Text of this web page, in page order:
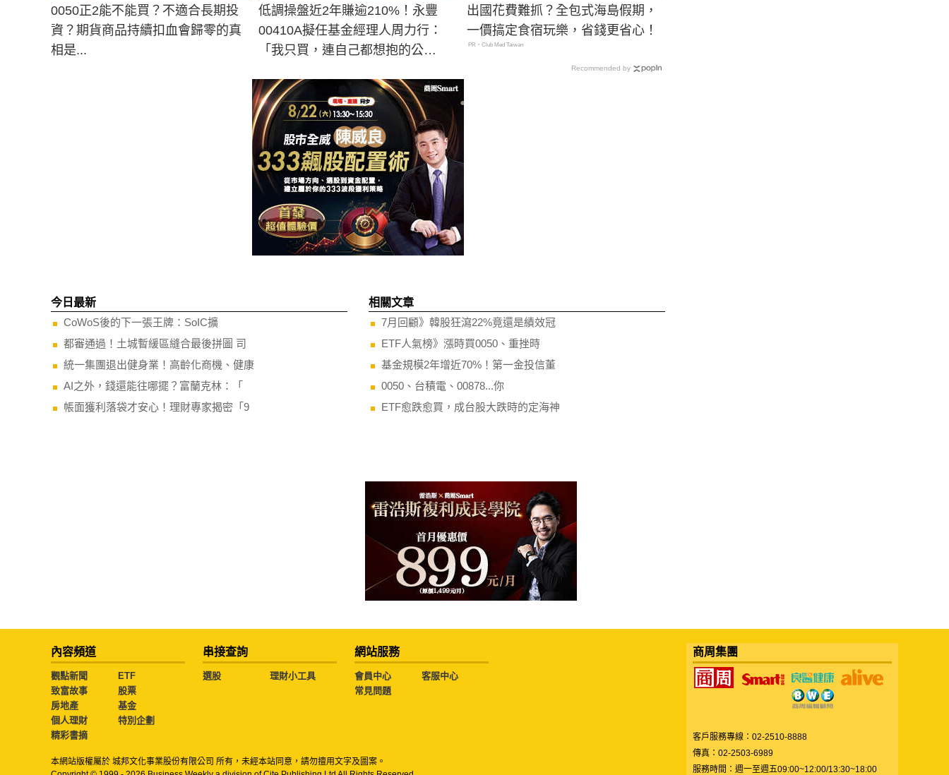
0050正2能不能買？不適合長期投
資？期貨商品持續扣血會歸零的真
相是...
低調操盤近2年賺逾210%！永豐
00410A擬任基金經理人周力行：
「我只買，連自己都想抱的公
出國花費難抓？全包式海島假期，
一價搞定食宿玩樂，省錢更省心！
PR・Club Med Taiwan
Recommended by
今日最新
CoWoS後的下一張王牌：SoIC擴
都審通過！土城暫緩區縫合最後拼圖 司
統一集團退出健身業！高齡化商機、健康
AI之外，錢還能往哪擺？富蘭克林：「
帳面獲利落袋才安心！理財專家揭密「9
相關文章
7月回顧》韓股狂瀉22%竟還是績效冠
ETF人氣榜》漲時買0050、重挫時
基金規模2年增近70%！第一金投信董
0050、台積電、00878...你
ETF愈跌愈買，成台股大跌時的定海神
內容頻道
觀點新聞
ETF
致富故事
股票
房地產
基金
個人理財
特別企劃
精彩書摘
串接查詢
選股 理財小工具
網站服務
會員中心
客服中心
常見問題
本網站版權屬於 城邦文化事業股份有限公司 所有，未經本站同意，請勿擅用文字及圖案。
商周集團
客戶服務專線：02-2510-8888
傳真：02-2503-6989
服務時間：週一至週五09:00~12:00/13:30~18:00